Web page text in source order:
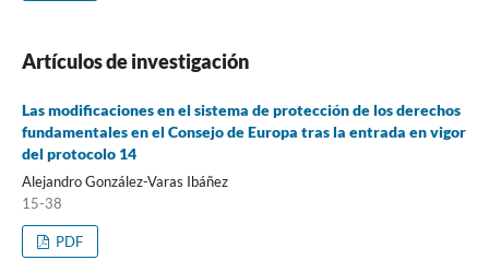
Artículos de investigación
Las modificaciones en el sistema de protección de los derechos
fundamentales en el Consejo de Europa tras la entrada en vigor
del protocolo 14
Alejandro González-Varas Ibáñez
15-38
PDF